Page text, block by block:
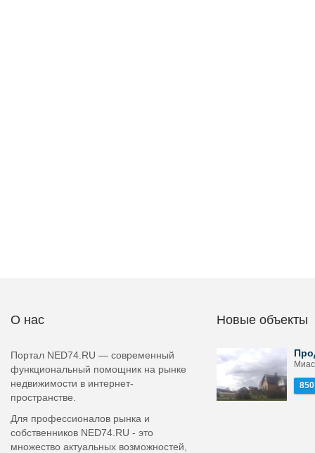
О нас
Портал NED74.RU — современный
функциональный помощник на рынке
недвижимости в интернет-
пространстве.
Для профессионалов рынка и
собственников NED74.RU - это
множество актуальных возможностей,
Новые объекты